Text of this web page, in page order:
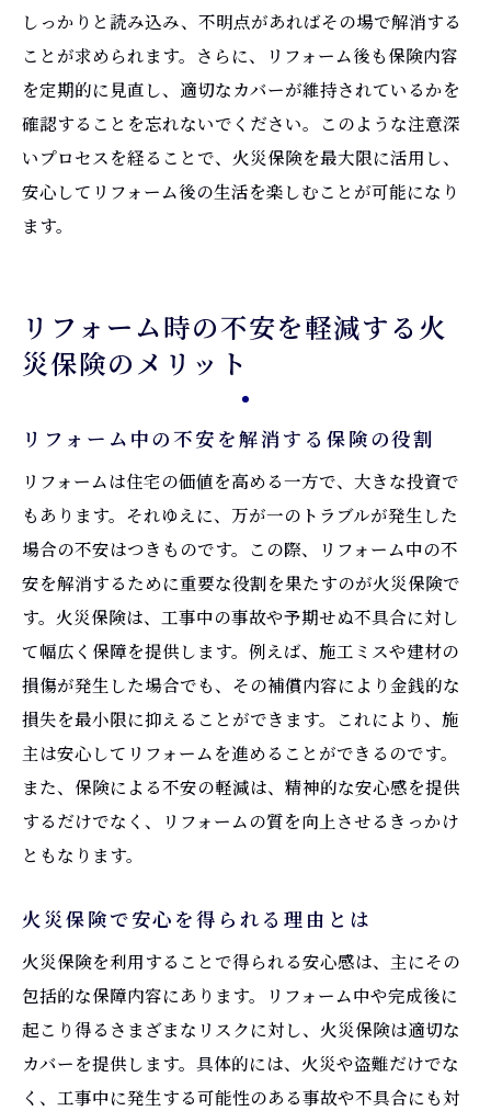
しっかりと読み込み、不明点があればその場で解消する
ことが求められます。さらに、リフォーム後も保険内容
を定期的に見直し、適切なカバーが維持されているかを
確認することを忘れないでください。このような注意深
いプロセスを経ることで、火災保険を最大限に活用し、
安心してリフォーム後の生活を楽しむことが可能になり
ます。
リフォーム時の不安を軽減する火
災保険のメリット
リフォーム中の不安を解消する保険の役割
リフォームは住宅の価値を高める一方で、大きな投資で
もあります。それゆえに、万が一のトラブルが発生した
場合の不安はつきものです。この際、リフォーム中の不
安を解消するために重要な役割を果たすのが火災保険で
す。火災保険は、工事中の事故や予期せぬ不具合に対し
て幅広く保障を提供します。例えば、施工ミスや建材の
損傷が発生した場合でも、その補償内容により金銭的な
損失を最小限に抑えることができます。これにより、施
主は安心してリフォームを進めることができるのです。
また、保険による不安の軽減は、精神的な安心感を提供
するだけでなく、リフォームの質を向上させるきっかけ
ともなります。
火災保険で安心を得られる理由とは
火災保険を利用することで得られる安心感は、主にその
包括的な保障内容にあります。リフォーム中や完成後に
起こり得るさまざまなリスクに対し、火災保険は適切な
カバーを提供します。具体的には、火災や盗難だけでな
く、工事中に発生する可能性のある事故や不具合にも対